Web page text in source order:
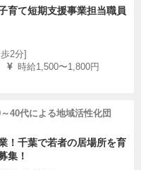
育て短期支援事業担当職員
2分]
時給1,500〜1,800円
40代による地域活性化団
！千葉で若者の居場所を育
集！